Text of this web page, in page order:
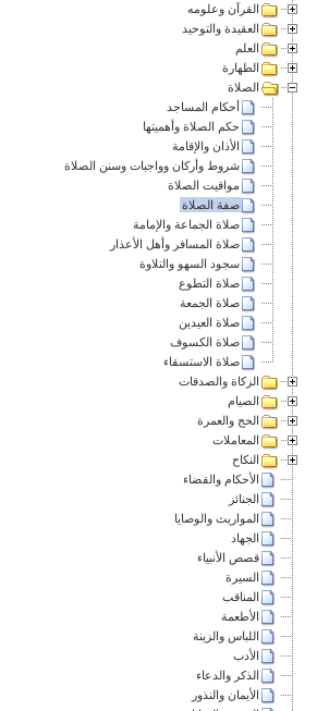
القرآن وعلومه
العقيدة والتوحيد
العلم
الطهارة
الصلاة
أحكام المساجد
حكم الصلاة وأهميتها
الأذان والإقامة
شروط وأركان وواجبات وسنن الصلاة
مواقيت الصلاة
صفة الصلاة
صلاة الجماعة والإمامة
صلاة المسافر وأهل الأعذار
سجود السهو والتلاوة
صلاة التطوع
صلاة الجمعة
صلاة العيدين
صلاة الكسوف
صلاة الاستسقاء
الزكاة والصدقات
الصيام
الحج والعمرة
المعاملات
النكاح
الأحكام والقضاء
الجنائز
المواريث والوصايا
الجهاد
قصص الأنبياء
السيرة
المناقب
الأطعمة
اللباس والزينة
الأدب
الذكر والدعاء
الأيمان والنذور